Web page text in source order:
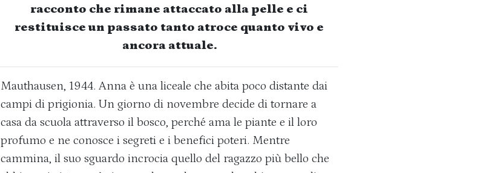
racconto che rimane attaccato alla pelle e ci
restituisce un passato tanto atroce quanto vivo e
ancora attuale.
Mauthausen, 1944. Anna è una liceale che abita poco distante dai
campi di prigionia. Un giorno di novembre decide di tornare a
casa da scuola attraverso il bosco, perché ama le piante e il loro
profumo e ne conosce i segreti e i benefici poteri. Mentre
cammina, il suo sguardo incrocia quello del ragazzo più bello che